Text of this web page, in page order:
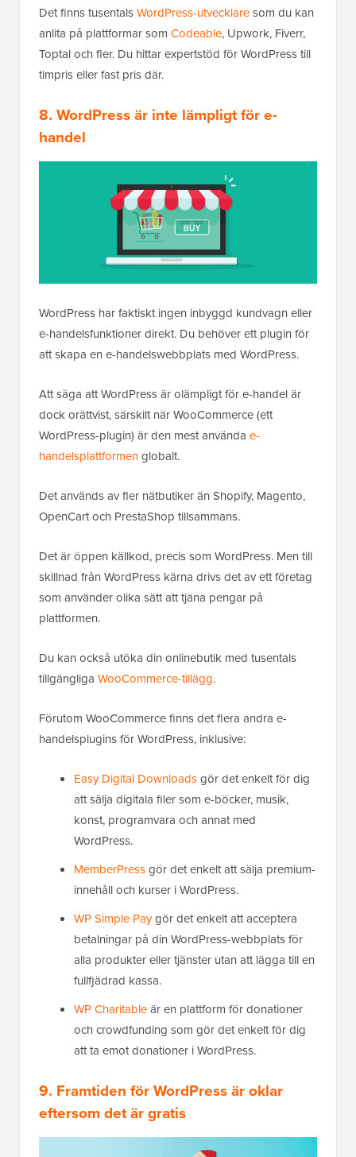
Det finns tusentalsWordPress-utvecklaresom du kan
anlita på plattformar som Codeable, Upwork, Fiverr,
Toptal och fler. Du hittar expertstöd för WordPress till
timpris eller fast pris där.
8. WordPress är inte lämpligt för e-
handel
WordPress har faktiskt ingen inbyggd kundvagn eller
e-handelsfunktioner direkt. Du behöver ett plugin för
att skapa en e-handelswebbplats med WordPress.
Att säga att WordPress är olämpligt för e-handel är
dock orättvist, särskilt när WooCommerce (ett
WordPress-plugin) är den mest använda e-
handelsplattformenglobalt.
Det används av fler nätbutiker än Shopify, Magento,
OpenCart och PrestaShop tillsammans.
Det är öppen källkod, precis som WordPress. Men till
skillnad från WordPress kärna drivs det av ett företag
som använder olika sätt att tjäna pengar på
plattformen.
Du kan också utöka din onlinebutik med tusentals
tillgängliga WooCommerce-tillägg.
Förutom WooCommerce finns det flera andra e-
handelsplugins för WordPress, inklusive:
Easy Digital Downloadsgör det enkelt för dig
att sälja digitala filer som e-böcker, musik,
konst, programvara och annat med
WordPress.
MemberPressgör det enkelt att sälja premium-
innehåll och kurser i WordPress.
WP Simple Paygör det enkelt att acceptera
betalningar på din WordPress-webbplats för
alla produkter eller tjänster utan att lägga till en
fullfjädrad kassa.
WP Charitableär en plattform för donationer
och crowdfunding som gör det enkelt för dig
att ta emot donationer i WordPress.
9. Framtiden för WordPress är oklar
eftersom det är gratis